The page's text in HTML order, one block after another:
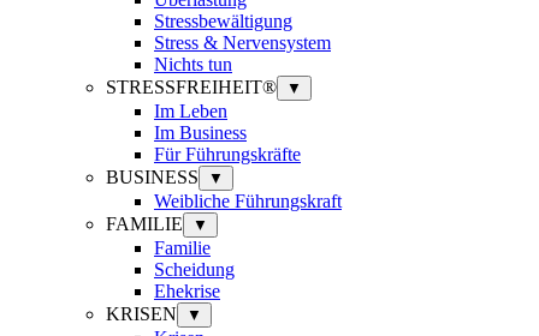
Stressbewältigung
Stress & Nervensystem
Nichts tun
STRESSFREIHEIT®
▼
Im Leben
Im Business
Für Führungskräfte
BUSINESS
▼
Weibliche Führungskraft
FAMILIE
▼
Familie
Scheidung
Ehekrise
KRISEN
▼